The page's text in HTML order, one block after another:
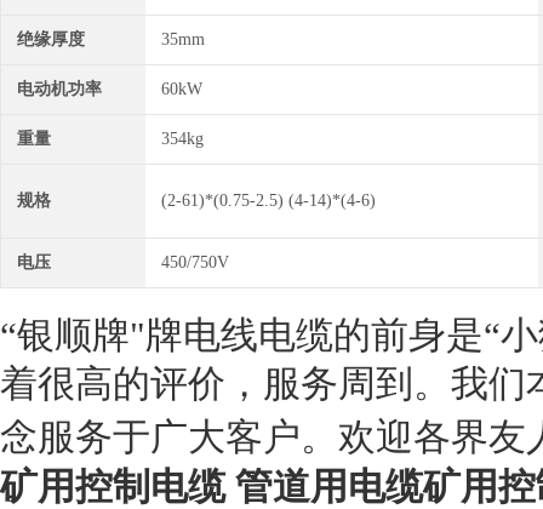
绝缘厚度 35mm
电动机功率 60kW
重量 354kg
规格 (2-61)*(0.75-2.5) (4-14)*(4-6)
电压 450/750V
“银顺牌"牌电线电缆的前身是“
着很高的评价， 服务周到。我们
念服务于广大客户。欢迎各界
矿用控制电缆 管道用电缆矿用